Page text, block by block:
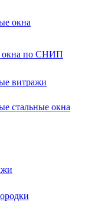
окна
окна по СНИП
витражи
стальные окна